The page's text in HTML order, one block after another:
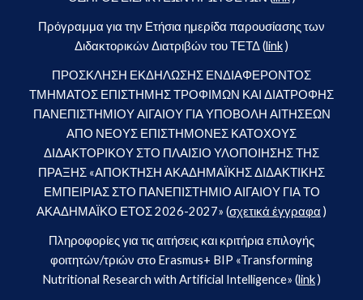
Πρόγραμμα για την Ετήσια ημερίδα παρουσίασης των
Διδακτορικών Διατριβών του ΤΕΤΔ (link)
ΠΡΟΣΚΛΗΣΗ ΕΚΔΗΛΩΣΗΣ ΕΝΔΙΑΦΕΡΟΝΤΟΣ
ΤΜΗΜΑΤΟΣ ΕΠΙΣΤΗΜΗΣ ΤΡΟΦΙΜΩΝ ΚΑΙ ΔΙΑΤΡΟΦΗΣ
ΠΑΝΕΠΙΣΤΗΜΙΟΥ ΑΙΓΑΙΟΥ ΓΙΑ ΥΠΟΒΟΛΗ ΑΙΤΗΣΕΩΝ
ΑΠΟ ΝΕΟΥΣ ΕΠΙΣΤΗΜΟΝΕΣ ΚΑΤΟΧΟΥΣ
ΔΙΔΑΚΤΟΡΙΚΟΥ ΣΤΟ ΠΛΑΙΣΙΟ ΥΛΟΠΟΙΗΣΗΣ ΤΗΣ
ΠΡΑΞΗΣ «ΑΠΟΚΤΗΣΗ ΑΚΑΔΗΜΑΪΚΗΣ ΔΙΔΑΚΤΙΚΗΣ
ΕΜΠΕΙΡΙΑΣ ΣΤΟ ΠΑΝΕΠΙΣΤΗΜΙΟ ΑΙΓΑΙΟΥ ΓΙΑ ΤΟ
ΑΚΑΔΗΜΑΪΚΟ ΕΤΟΣ 2026-2027» (σχετικά έγγραφα )
Πληροφορίες για τις αιτήσεις και κριτήρια επιλογής
φοιτητών/τριών στο Erasmus+ BIP «Transforming
Nutritional Research with Artificial Intelligence» (link)